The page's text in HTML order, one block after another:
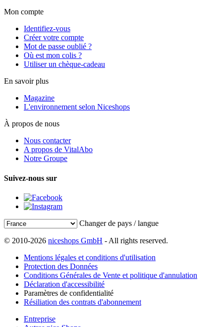
Mon compte
Identifiez-vous
Créer votre compte
Mot de passe oublié ?
Où est mon colis ?
Utiliser un chèque-cadeau
En savoir plus
Magazine
L'environnement selon Niceshops
À propos de nous
Nous contacter
A propos de VitalAbo
Notre Groupe
Suivez-nous sur
Changer de pays / langue
© 2010-2026 niceshops GmbH - All rights reserved.
Mentions légales et conditions d'utilisation
Protection des Données
Conditions Générales de Vente et politique d'annulation
Déclaration d'accessibilité
Paramètres de confidentialité
Résiliation des contrats d'abonnement
Entreprise